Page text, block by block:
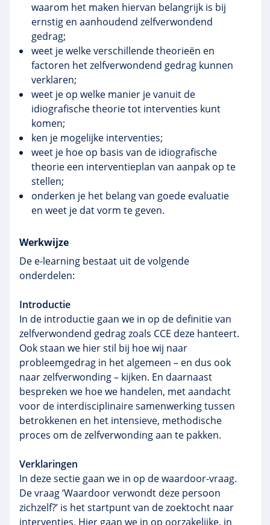
waarom het maken hiervan belangrijk is bij
ernstig en aanhoudend zelfverwondend
gedrag;
weet je welke verschillende theorieën en
factoren het zelfverwondend gedrag kunnen
verklaren;
weet je op welke manier je vanuit de
idiografische theorie tot interventies kunt
komen;
ken je mogelijke interventies;
weet je hoe op basis van de idiografische
theorie een interventieplan van aanpak op te
stellen;
onderken je het belang van goede evaluatie
en weet je dat vorm te geven.
Werkwijze
De e-learning bestaat uit de volgende
onderdelen:
Introductie
In de introductie gaan we in op de definitie van
zelfverwondend gedrag zoals CCE deze hanteert.
Ook staan we hier stil bij hoe wij naar
probleemgedrag in het algemeen – en dus ook
naar zelfverwonding – kijken. En daarnaast
bespreken we hoe we handelen, met aandacht
voor de interdisciplinaire samenwerking tussen
betrokkenen en het intensieve, methodische
proces om de zelfverwonding aan te pakken.
Verklaringen
In deze sectie gaan we in op de waardoor-vraag.
De vraag ‘Waardoor verwondt deze persoon
zichzelf?’ is het startpunt van de zoektocht naar
interventies. Hier gaan we in op oorzakelijke, in